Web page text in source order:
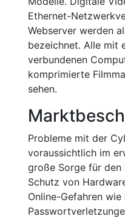
Ethernet-
Webserver werden
bezeichnet. Alle mit
verbundenen
komprimierte
sehen.
Probleme mit der
voraussichtlich im
große Sorge für den
Schutz von
Online-Gefahren wie